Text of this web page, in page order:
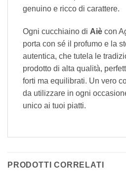
genuino e ricco di carattere.
Ogni cucchiaino di Aiè con
porta con sé il profumo e la
autentica, che tutela le
prodotto di alta qualità,
forti ma equilibrati. Un vero
da utilizzare in ogni
unico ai tuoi piatti.
PRODOTTI CORRELATI